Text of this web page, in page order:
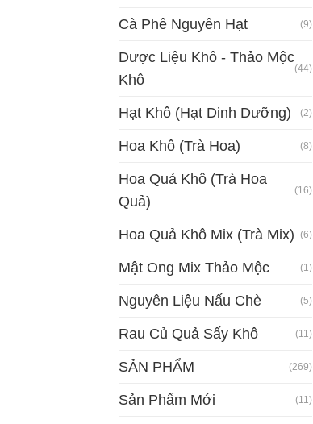
Cà Phê Nguyên Hạt (9)
Dược Liệu Khô - Thảo Mộc
Khô
(44)
Hạt Khô (Hạt Dinh Dưỡng) (2)
Hoa Khô (Trà Hoa) (8)
Hoa Quả Khô (Trà Hoa
Quả)
(16)
Hoa Quả Khô Mix (Trà Mix) (6)
Mật Ong Mix Thảo Mộc (1)
Nguyên Liệu Nấu Chè (5)
Rau Củ Quả Sấy Khô (11)
SẢN PHẨM (269)
Sản Phẩm Mới (11)